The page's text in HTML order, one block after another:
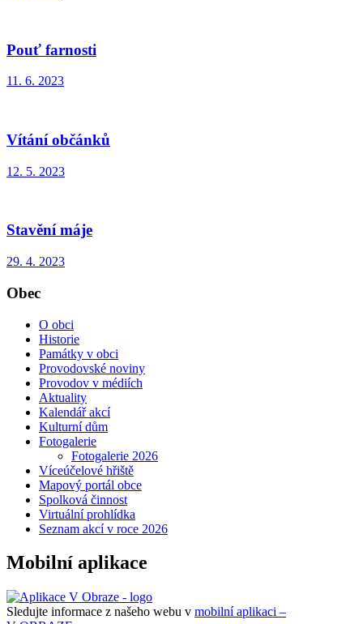
Pouť farnosti
11. 6. 2023
Vítání občánků
12. 5. 2023
Stavění máje
29. 4. 2023
Obec
O obci
Historie
Památky v obci
Provodovské noviny
Provodov v médiích
Aktuality
Kalendář akcí
Kulturní dům
Fotogalerie
Fotogalerie 2026
Víceúčelové hřiště
Mapový portál obce
Spolková činnost
Virtuální prohlídka
Seznam akcí v roce 2026
Mobilní aplikace
Sledujte informace z našeho webu v mobilní aplikaci –